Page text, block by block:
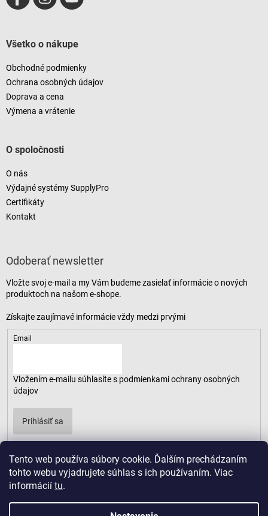
Tento web používa súbory cookie. Ďalším prechádzaním
tohto webu vyjadrujete súhlas s ich používaním. Viac
informácií tu.
Všetko o nákupe
Obchodné podmienky
Ochrana osobných údajov
Doprava a cena
Výmena a vrátenie
O spoločnosti
O nás
Výdajné systémy SupplyPro
Certifikáty
Kontakt
Odoberať newsletter
Vložte svoj e-mail a my Vám budeme zasielať informácie o nových
produktoch na našom e-shope.
Email
Vložením e-mailu súhlasíte s podmienkami ochrany osobných
údajov
Prihlásiť sa